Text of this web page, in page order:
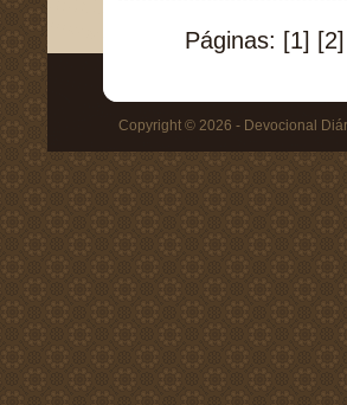
Páginas: [1] [2]
Copyright © 2026 - Devocional